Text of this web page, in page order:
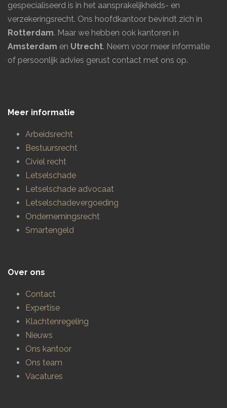
gespecialiseerd is in het aansprakelijkheids- en
verzekeringsrecht. Ons hoofdkantoor bevindt zich in
Rotterdam. Maar we hebben ook kantoren in
Amsterdam en Utrecht. Neem voor meer informatie
of persoonlijk advies gerust contact met ons op.
Meer informatie
Arbeidsrecht
Bestuursrecht
Civiel recht
Letselschade
Letselschade advocaat
Letselschadevergoeding
Ondernemingsrecht
Smartengeld
Over ons
Contact
Expertise
Klachtenregeling
Nieuws
Ons kantoor
Ons team
Vacatures